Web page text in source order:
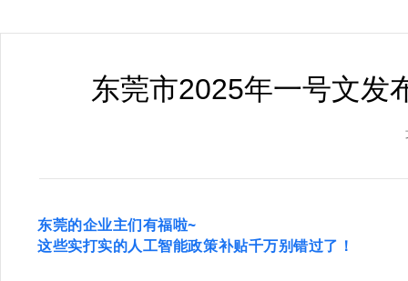
东莞市2025年一号文发
东莞的企业主们有福啦~
这些实打实的人工智能政策补贴千万别错过了！